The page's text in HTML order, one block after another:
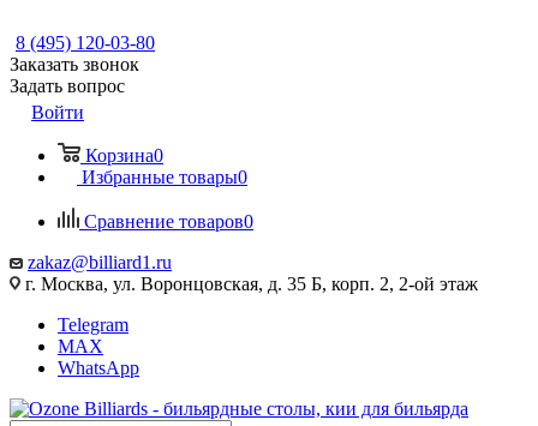
8 (495) 120-03-80
Заказать звонок
Задать вопрос
Войти
Корзина0
Избранные товары0
Сравнение товаров0
zakaz@billiard1.ru
г. Москва, ул. Воронцовская, д. 35 Б, корп. 2, 2-ой этаж
Telegram
MAX
WhatsApp